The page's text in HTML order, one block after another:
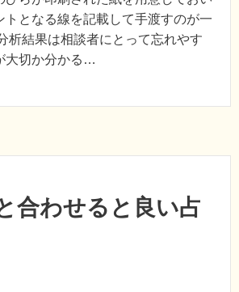
トとなる線を記載して手渡すのが一
析結果は相談者にとって忘れやす
大切か分かる…
合わせると良い占